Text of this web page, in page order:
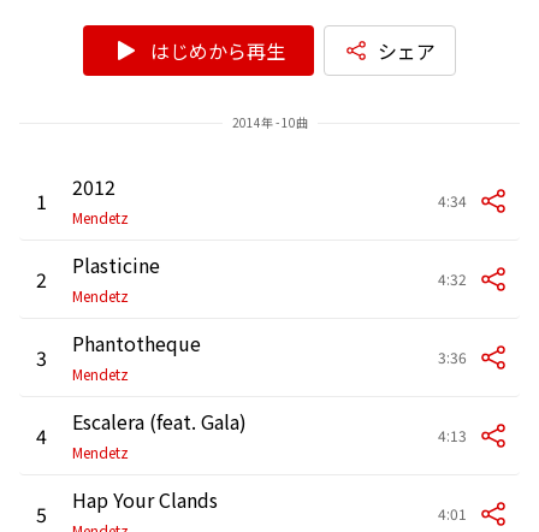
はじめから再生 シェア
2014年 - 10曲
1 2012
Mendetz
4:34
2 Plasticine
Mendetz
4:32
3 Phantotheque
Mendetz
3:36
4 Escalera (feat. Gala)
Mendetz
4:13
5 Hap Your Clands 4:01